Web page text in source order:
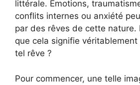
littérale. Émotions,
conflits internes ou anxiété
par des rêves de cette nature.
que cela signifie véritablement
tel rêve ?
Pour commencer, une telle